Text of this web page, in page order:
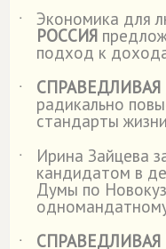
˙
Экономика для
РОССИЯ
подход к
˙
СПРАВЕДЛИВАЯ
радикально
стандарты жизни
˙
Ирина Зайцева
кандидатом в
Думы по
СПРАВЕДЛИВАЯ